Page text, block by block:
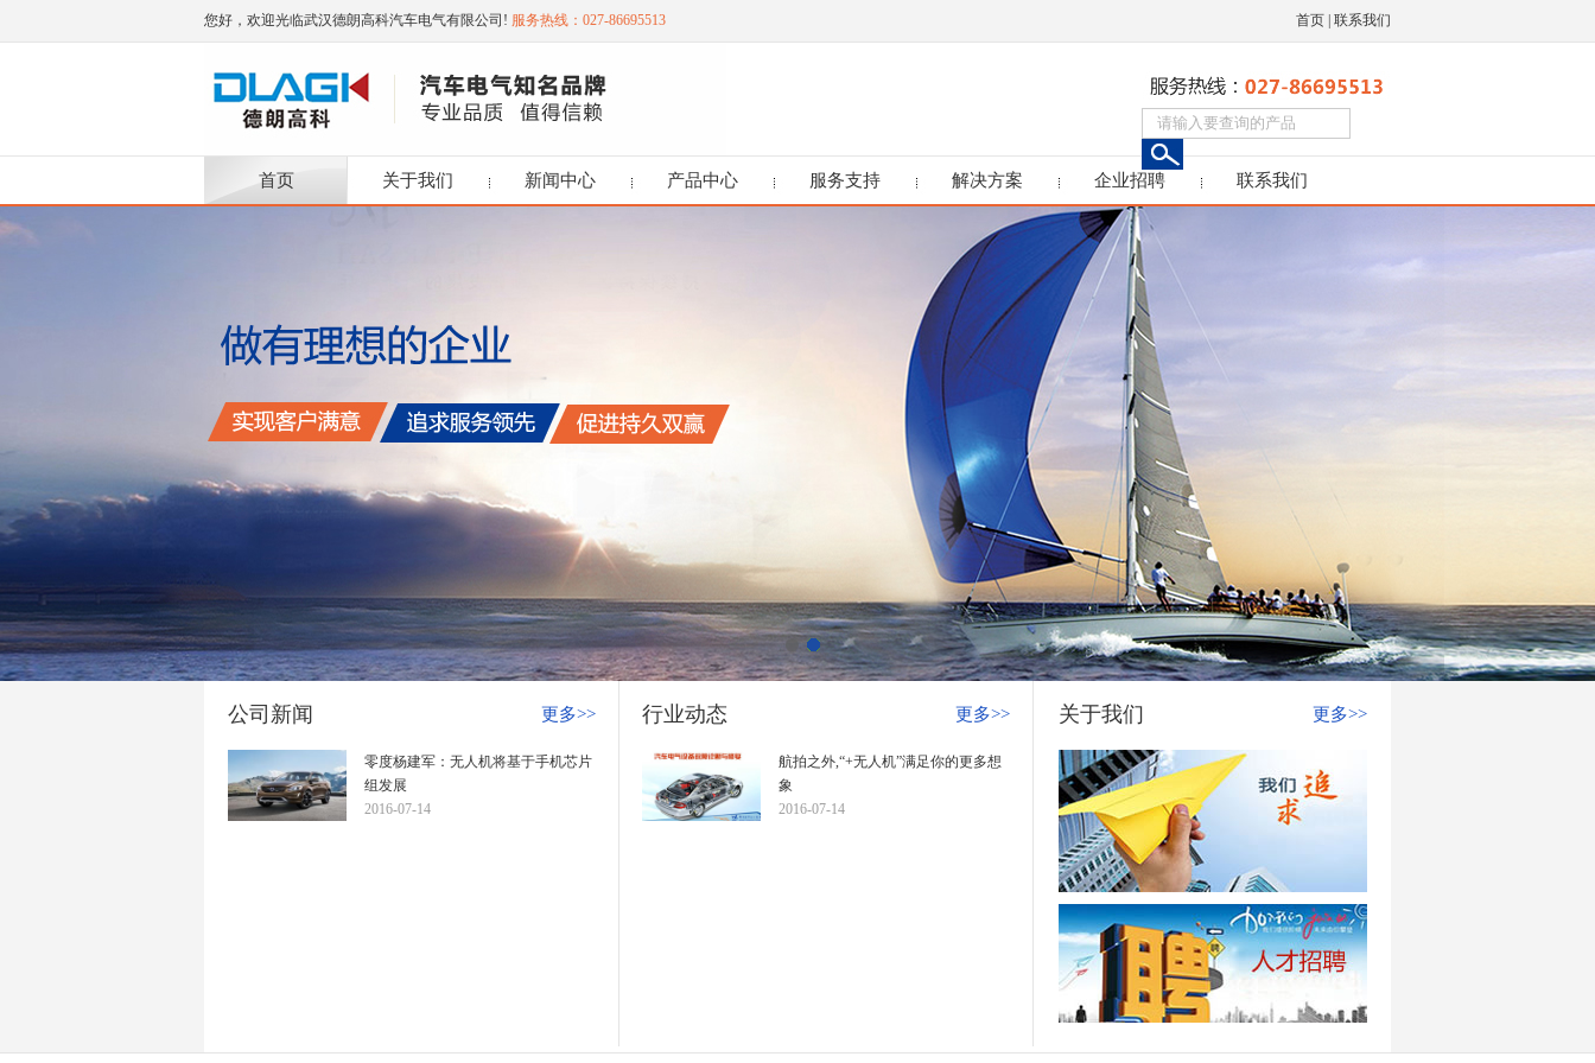
您好，欢迎光临武汉德朗高科汽车电气有限公司! 服务热线：027-86695513 首页 联系我们
首页 关于我们 新闻中心 产品中心 服务支持 解决方案 企业招聘 联系我们
公司新闻 更多>>
零度杨建军：无人机将基于手机芯片
组发展
2016-07-14
行业动态 更多>>
航拍之外,“+无人机”满足你的更多想
象
2016-07-14
关于我们 更多>>